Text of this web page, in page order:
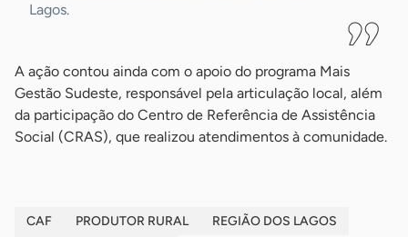
Lagos.
A ação contou ainda com o apoio do programa Mais
Gestão Sudeste, responsável pela articulação local, além
da participação do Centro de Referência de Assistência
Social (CRAS), que realizou atendimentos à comunidade.
CAF PRODUTOR RURAL REGIÃO DOS LAGOS